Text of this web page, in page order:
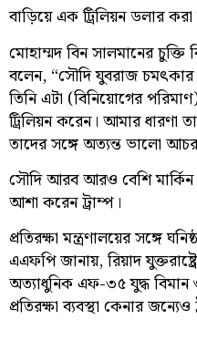
বাড়িয়ে এক ট্রিলিয়ন ডলার
মোহাম্মদ বিন সালমানের চুক্তি
বলেন, “সৌদি যুবরাজ
তিনি এটা (বিনিয়োগের
ট্রিলিয়ন করেন। আমার ধারণা
তাদের সঙ্গে অত্যন্ত ভালো
সৌদি আরব আরও বেশি
আশা করেন ট্রাম্প।
প্রতিরক্ষা মন্ত্রণালয়ের সঙ্গে
এএফপি জানায়, রিয়াদ
অত্যাধুনিক এফ-৩৫ যুদ্ধ
প্রতিরক্ষা ব্যবস্থা কেনার